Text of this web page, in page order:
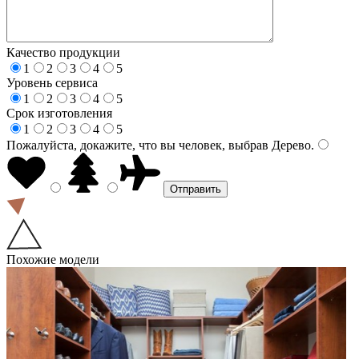
Качество продукции
1
2 3 4
5
Уровень сервиса
1
2 3 4
5
Срок изготовления
1
2 3 4
5
Пожалуйста, докажите, что вы человек, выбрав Дерево.
Похожие модели